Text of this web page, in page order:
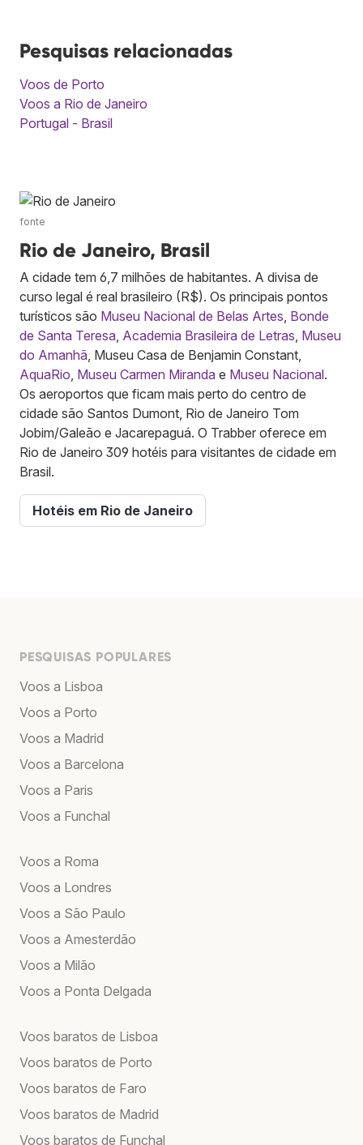
Pesquisas relacionadas
Voos de Porto
Voos a Rio de Janeiro
Portugal - Brasil
fonte
Rio de Janeiro, Brasil
A cidade tem 6,7 milhões de habitantes. A divisa de
curso legal é real brasileiro (R$). Os principais pontos
turísticos são Museu Nacional de Belas Artes Bonde
de Santa Teresa Academia Brasileira de Letras Museu
do Amanhã , Museu Casa de Benjamin Constant,
AquaRio Museu Carmen Miranda e Museu Nacional.
Os aeroportos que ficam mais perto do centro de
cidade são Santos Dumont, Rio de Janeiro Tom
Jobim/Galeão e Jacarepaguá. O Trabber oferece em
Rio de Janeiro 309 hotéis para visitantes de cidade em
Brasil.
Hotéis em Rio de Janeiro
PESQUISAS POPULARES
Voos a Lisboa
Voos a Porto
Voos a Madrid
Voos a Barcelona
Voos a Paris
Voos a Funchal
Voos a Roma
Voos a Londres
Voos a São Paulo
Voos a Amesterdão
Voos a Milão
Voos a Ponta Delgada
Voos baratos de Lisboa
Voos baratos de Porto
Voos baratos de Faro
Voos baratos de Madrid
Voos baratos de Funchal